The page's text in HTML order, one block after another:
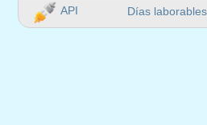
Días
API